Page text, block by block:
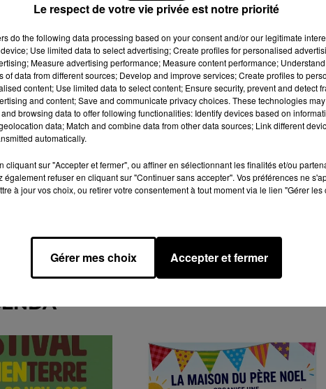
Le respect de votre vie privée est notre priorité
do the following data processing based on your consent and/or our legitimate
Use limited data to select advertising; Create profiles for personalised
Measure advertising performance; Measure content performance;
of data from different sources; Develop and improve services; Create profiles to
content; Use limited data to select content; Ensure security, prevent and detect
and content; Save and communicate privacy choices. These technologies
browsing data to offer following functionalities: Identify devices based on
data; Match and combine data from other data sources; Link different
automatically.
cliquant sur "Accepter et fermer", ou affiner en sélectionnant les finalités et/ou
également refuser en cliquant sur "Continuer sans accepter". Vos préférences ne
à jour vos choix, ou retirer votre consentement à tout moment via le lien "Gérer les
Gérer mes choix Accepter et fermer